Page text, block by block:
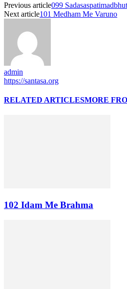
Previous article099
Next article101 Medham Me Varuno
admin
https://santasa.org
RELATED ARTICLESMORE
102 Idam Me Brahma